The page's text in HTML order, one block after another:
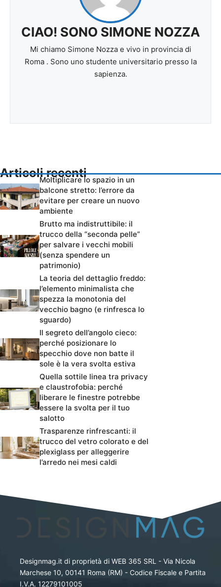
CIAO! SONO SIMONE NOZZA
Mi chiamo Simone Nozza e vivo in provincia di
Roma . Sono uno studente universitario presso la
sapienza.
Articoli recenti
Moltiplicare lo spazio in un
balcone stretto: l’errore da
evitare per creare un nuovo
ambiente
Brutto ma indistruttibile: il
trucco della “seconda pelle”
per salvare i vecchi mobili
(senza spendere un
patrimonio)
La teoria del dettaglio freddo:
l’elemento minimalista che
spezza la monotonia del
vecchio bagno (e rinfresca lo
sguardo)
Il segreto dell’angolo cieco:
perché posizionare lo
specchio dove non batte il
sole è la vera svolta estiva
Quella sottile linea tra privacy
e claustrofobia: perché
liberare le finestre potrebbe
essere la svolta per il tuo
salotto
Trasparenze rinfrescanti: il
trucco del vetro colorato e del
plexiglass per alleggerire
l’arredo nei mesi caldi
Designmag.it di proprietà di WEB 365 SRL - Via Nicola
Marchese 10, 00141 Roma (RM) - Codice Fiscale e Partita
I.V.A. 12279101005